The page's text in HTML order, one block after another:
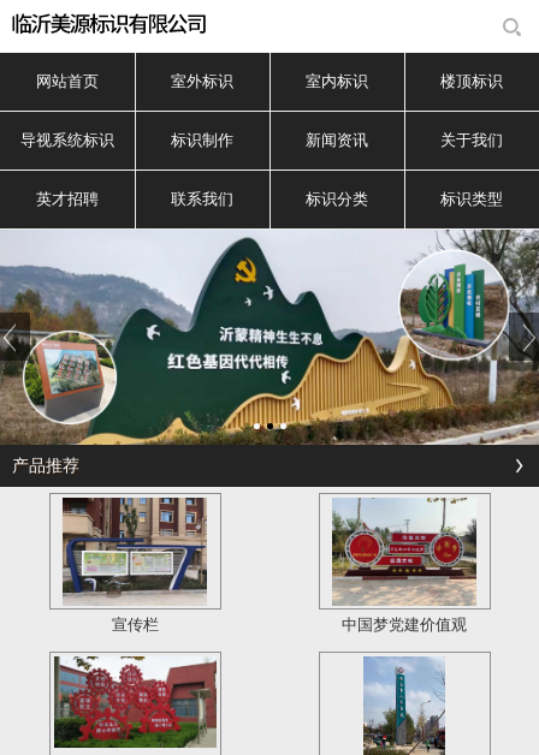
网站首页 室外标识 室内标识 楼顶标识
导视系统标识 标识制作 新闻资讯 关于我们
英才招聘 联系我们 标识分类 标识类型
产品推荐
宣传栏 中国梦党建价值观